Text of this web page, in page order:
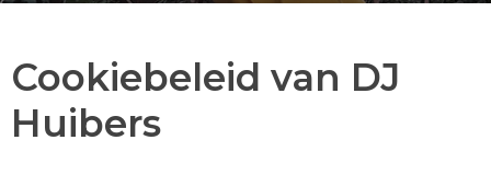
Cookiebeleid van DJ
Huibers